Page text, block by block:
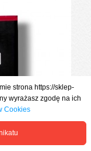
strona https://sklep-
wyrażasz zgodę na ich
Cookies